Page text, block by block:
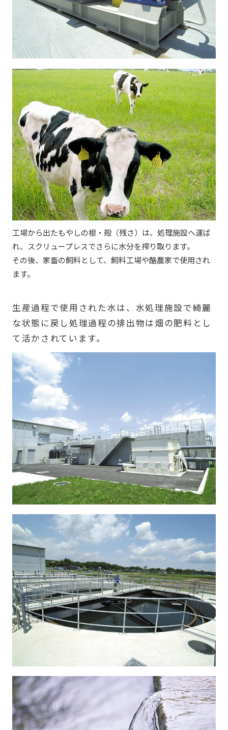
工場から出たもやしの根・殻（残さ）は、処理施設へ運ば
れ、スクリュープレスでさらに水分を搾り取ります。
その後、家畜の飼料として、飼料工場や酪農家で使用され
ます。
生産過程で使用された水は、水処理施設で綺麗
な状態に戻し処理過程の排出物は畑の肥料とし
て活かされています。